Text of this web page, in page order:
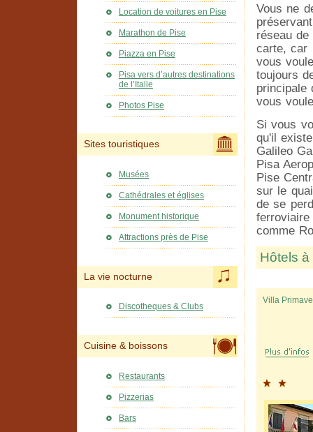
Vous ne
réseau
carte, car
vous
toujours
principale
vous
Si vous
qu'il
Galileo
Pisa
Pise
sur le
de se
comme
Hôtels à
Villa
Location de voitures en Pise
Marathon de Pise
Piazza en Pise
Pisa vers d’autres destinations
de l’Italie
Photos Pise
Sites touristiques
Musées
Cathédrales et églises
Monument historique
Attractions près de Pise
La vie nocturne
Discotheques & Clubs
Cuisine & boissons
Restaurants
Pizzerias
Bars